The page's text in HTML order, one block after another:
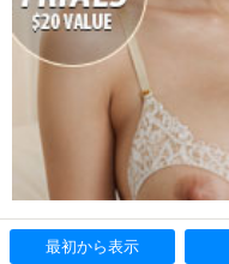
最初から表示